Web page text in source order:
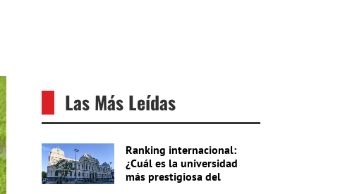
Las Más Leídas
Ranking internacional:
¿Cuál es la universidad
más prestigiosa del